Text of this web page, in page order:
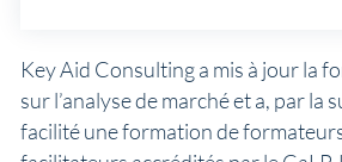
Key Aid Consulting a mis à jour la
sur l’analyse de marché et a, par la
facilité une formation de